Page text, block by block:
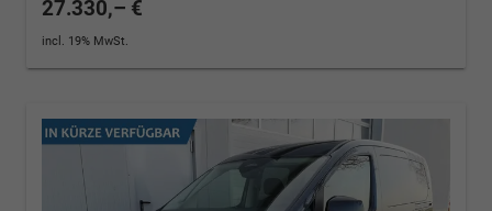
27.330,– €
incl. 19% MwSt.